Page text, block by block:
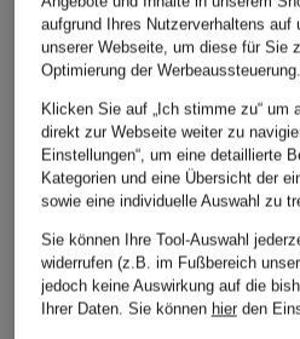
aufgrund Ihres Nutzerverhaltens auf
unserer Webseite, um diese für Sie
Optimierung der Werbeaussteuerung.
Klicken Sie auf „Ich stimme zu“ um
direkt zur Webseite weiter zu
Einstellungen“, um eine detaillierte
Kategorien und eine Übersicht der
sowie eine individuelle Auswahl zu
Sie können Ihre Tool-Auswahl
widerrufen (z.B. im Fußbereich
jedoch keine Auswirkung auf die
Ihrer Daten. Sie können hierden